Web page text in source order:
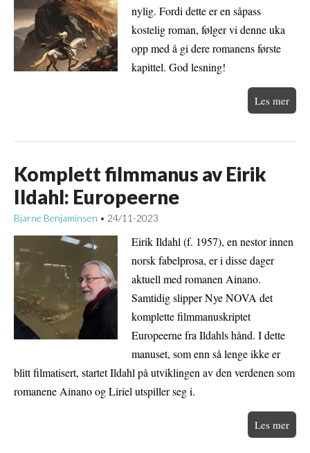
nylig. Fordi dette er en såpass
kostelig roman, følger vi denne uka
opp med å gi dere romanens første
kapittel. God lesning!
Les mer
Komplett filmmanus av Eirik
Ildahl: Europeerne
Bjarne Benjaminsen • 24/11-2023
Eirik Ildahl (f. 1957), en nestor innen
norsk fabelprosa, er i disse dager
aktuell med romanen Ainano.
Samtidig slipper Nye NOVA det
komplette filmmanuskriptet
Europeerne fra Ildahls hånd. I dette
manuset, som enn så lenge ikke er
blitt filmatisert, startet Ildahl på utviklingen av den verdenen som
romanene Ainano og Liriel utspiller seg i.
Les mer